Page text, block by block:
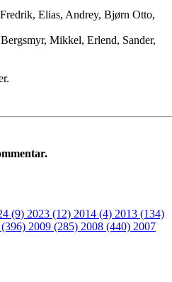
Elias, Andrey, Bjørn Otto,
Mikkel, Erlend, Sander,
(9) 2023 (12) 2014 (4) 2013 (134)
2009 (285) 2008 (440) 2007